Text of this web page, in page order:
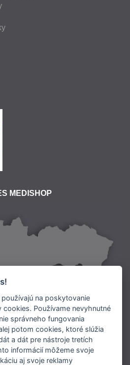
MEDISHOP
na poskytovanie
Používame nevyhnutné
správneho fungovania
potom cookies, ktoré slúžia
a dát pre nástroje tretích
informácií môžeme svoje
aj svoje reklamy